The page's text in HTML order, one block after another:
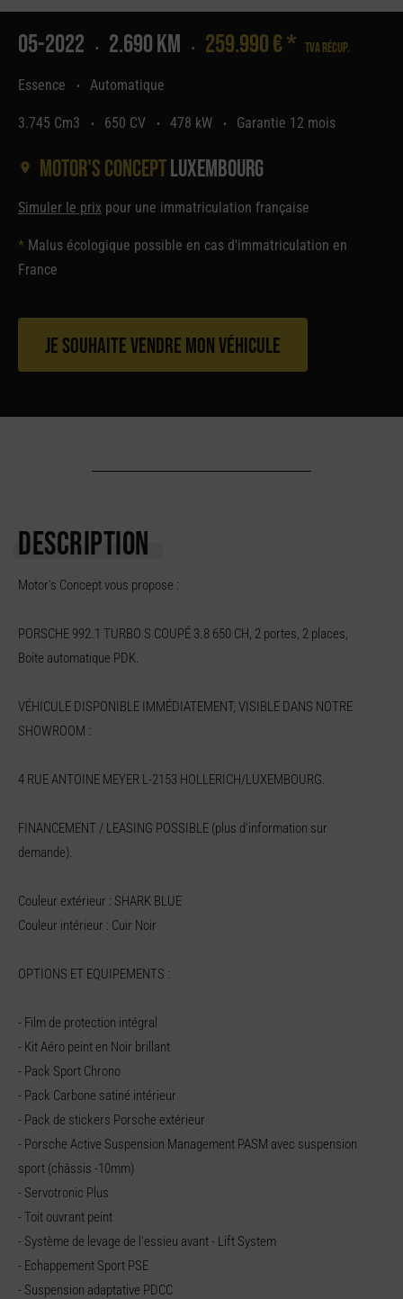
05-2022 • 2.690 Km • 259.990 € * Tva récup.
Essence • Automatique
3.745 Cm3 • 650 CV • 478 kW • Garantie 12 mois
Motor's conceptLuxembourg
Simuler le prix pour une immatriculation française
* Malus écologique possible en cas d'immatriculation en
France
Je souhaite vendre mon véhicule
DESCRIPTION
Motor's Concept vous propose :
PORSCHE 992.1 TURBO S COUPÉ 3.8 650 CH, 2 portes, 2 places,
Boite automatique PDK.
VÉHICULE DISPONIBLE IMMÉDIATEMENT, VISIBLE DANS NOTRE
SHOWROOM :
4 RUE ANTOINE MEYER L-2153 HOLLERICH/LUXEMBOURG.
FINANCEMENT / LEASING POSSIBLE (plus d'information sur
demande).
Couleur extérieur : SHARK BLUE
Couleur intérieur : Cuir Noir
OPTIONS ET EQUIPEMENTS :
- Film de protection intégral
- Kit Aéro peint en Noir brillant
- Pack Sport Chrono
- Pack Carbone satiné intérieur
- Pack de stickers Porsche extérieur
- Porsche Active Suspension Management PASM avec suspension
sport (châssis -10mm)
- Servotronic Plus
- Toit ouvrant peint
- Système de levage de l'essieu avant - Lift System
- Echappement Sport PSE
- Suspension adaptative PDCC